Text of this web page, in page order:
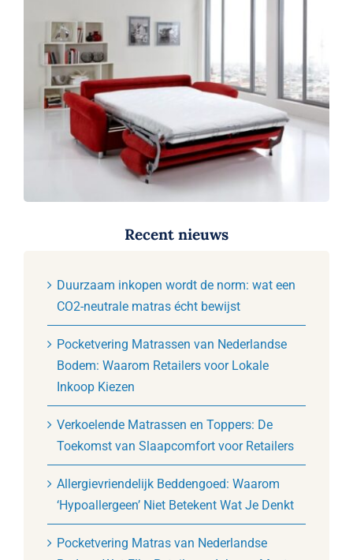
Recent nieuws
Duurzaam inkopen wordt de norm: wat een
CO2-neutrale matras écht bewijst
Pocketvering Matrassen van Nederlandse
Bodem: Waarom Retailers voor Lokale
Inkoop Kiezen
Verkoelende Matrassen en Toppers: De
Toekomst van Slaapcomfort voor Retailers
Allergievriendelijk Beddengoed: Waarom
‘Hypoallergeen’ Niet Betekent Wat Je Denkt
Pocketvering Matras van Nederlandse